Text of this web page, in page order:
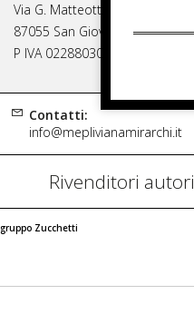
Via G. Matteotti, 91
87055 San Giovanni in Fiore
P IVA 02288030782
Contatti:
info@meplivianamirarchi.it
Rivenditori
gruppo Zucchetti